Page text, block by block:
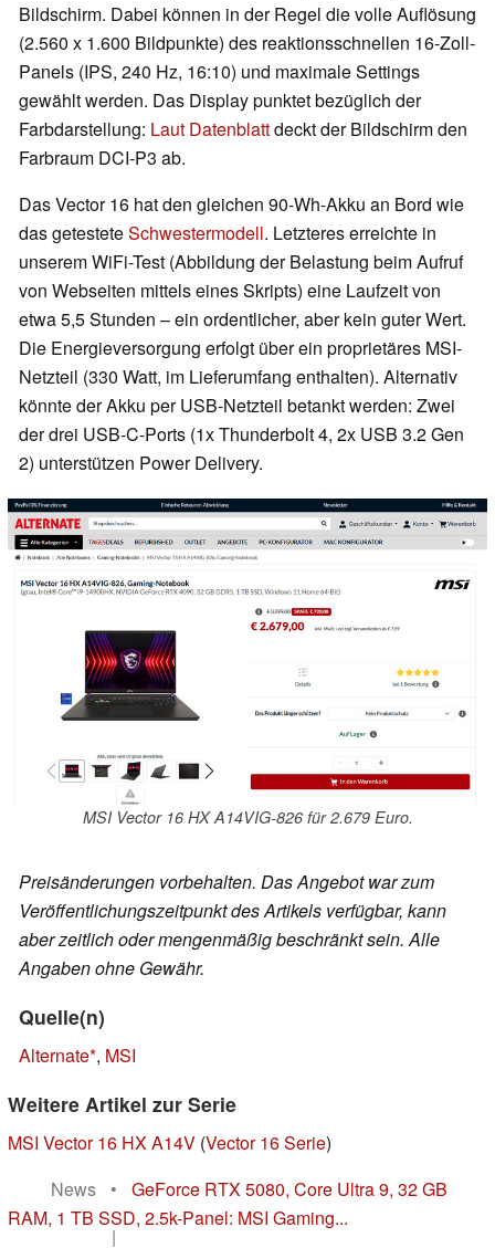
Bildschirm. Dabei können in der Regel die volle Auflösung
(2.560 x 1.600 Bildpunkte) des reaktionsschnellen 16-Zoll-
Panels (IPS, 240 Hz, 16:10) und maximale Settings
gewählt werden. Das Display punktet bezüglich der
Farbdarstellung: Laut Datenblattdeckt der Bildschirm den
Farbraum DCI-P3 ab.
Das Vector 16 hat den gleichen 90-Wh-Akku an Bord wie
das getesteteSchwestermodell. Letzteres erreichte in
unserem WiFi-Test (Abbildung der Belastung beim Aufruf
von Webseiten mittels eines Skripts) eine Laufzeit von
etwa 5,5 Stunden – ein ordentlicher, aber kein guter Wert.
Die Energieversorgung erfolgt über ein proprietäres MSI-
Netzteil (330 Watt, im Lieferumfang enthalten). Alternativ
könnte der Akku per USB-Netzteil betankt werden: Zwei
der drei USB-C-Ports (1x Thunderbolt 4, 2x USB 3.2 Gen
2) unterstützen Power Delivery.
MSI Vector 16 HX A14VIG-826 für 2.679 Euro.
Preisänderungen vorbehalten. Das Angebot war zum
Veröffentlichungszeitpunkt des Artikels verfügbar, kann
aber zeitlich oder mengenmäßig beschränkt sein. Alle
Angaben ohne Gewähr.
Quelle(n)
Alternate , MSI
Weitere Artikel zur Serie
MSI Vector 16 HX A14V (Vector 16 Serie)
News
•
GeForce RTX 5080, Core Ultra 9, 32 GB
RAM, 1 TB SSD, 2.5k-Panel: MSI Gaming...
|